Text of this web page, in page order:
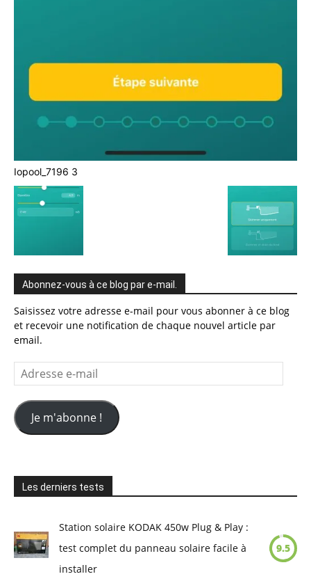
Iopool_7196 3
Abonnez-vous à ce blog par e-mail.
Saisissez votre adresse e-mail pour vous abonner à ce blog
et recevoir une notification de chaque nouvel article par
email.
Adresse
e-
mail
Je m'abonne !
Les derniers tests
Station solaire KODAK 450w Plug & Play :
test complet du panneau solaire facile à
installer
9.5